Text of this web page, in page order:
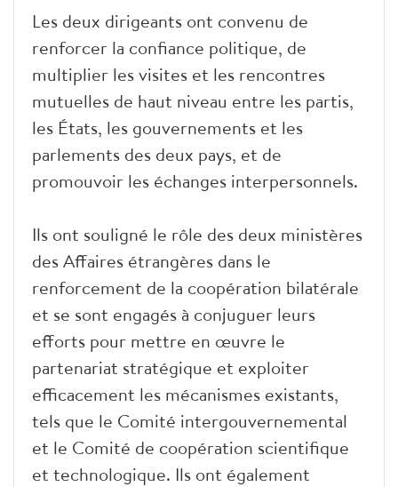
Les deux dirigeants ont convenu de
renforcer la confiance politique, de
multiplier les visites et les rencontres
mutuelles de haut niveau entre les partis,
les États, les gouvernements et les
parlements des deux pays, et de
promouvoir les échanges interpersonnels.
Ils ont souligné le rôle des deux ministères
des Affaires étrangères dans le
renforcement de la coopération bilatérale
et se sont engagés à conjuguer leurs
efforts pour mettre en œuvre le
partenariat stratégique et exploiter
efficacement les mécanismes existants,
tels que le Comité intergouvernemental
et le Comité de coopération scientifique
et technologique. Ils ont également